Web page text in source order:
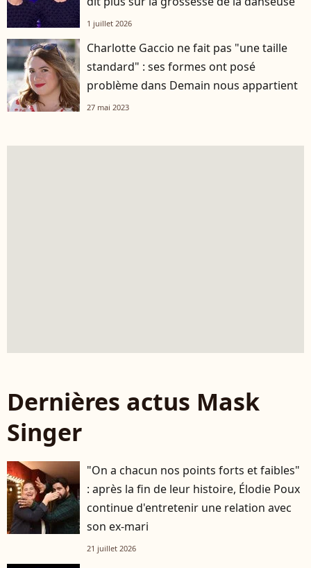
1 juillet 2026
Charlotte Gaccio ne fait pas "une taille
standard" : ses formes ont posé
problème dans Demain nous appartient
27 mai 2023
Dernières actus Mask
Singer
"On a chacun nos points forts et faibles"
: après la fin de leur histoire, Élodie Poux
continue d'entretenir une relation avec
son ex-mari
21 juillet 2026